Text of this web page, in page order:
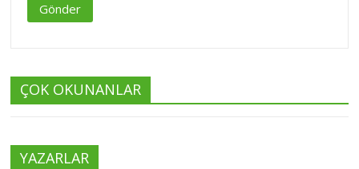
Gönder
ÇOK OKUNANLAR
YAZARLAR